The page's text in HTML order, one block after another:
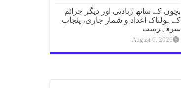
بچوں کے ساتھ زیادتی اور دیگر جرائم
کےہولناک اعداد و شمار جاری، پنجاب
سرفہرست
August 6, 2026